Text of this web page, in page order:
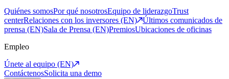
Quiénes somosPor qué nosotrosEquipo de liderazgoTrust
centerRelaciones con los inversores (EN)
Últimos comunicados de
prensa (EN)Sala de Prensa (EN)PremiosUbicaciones de oficinas
Empleo
Únete al equipo (EN)
ContáctenosSolicita una demo